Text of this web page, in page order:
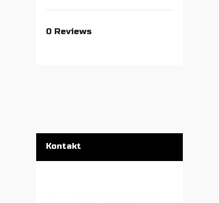
0 Reviews
Kontakt